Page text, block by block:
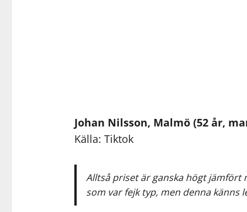
Johan Nilsson, Malmö (52 år,
Källa: Tiktok
Alltså priset är ganska högt jämfört
som var fejk typ, men denna